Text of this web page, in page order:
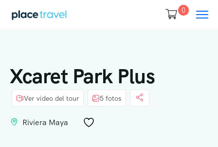
0
Xcaret Park Plus
Ver video del tour 5 fotos
Riviera Maya